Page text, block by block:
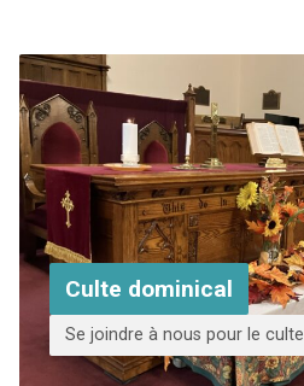
Culte dominical
Se joindre à nous pour le culte